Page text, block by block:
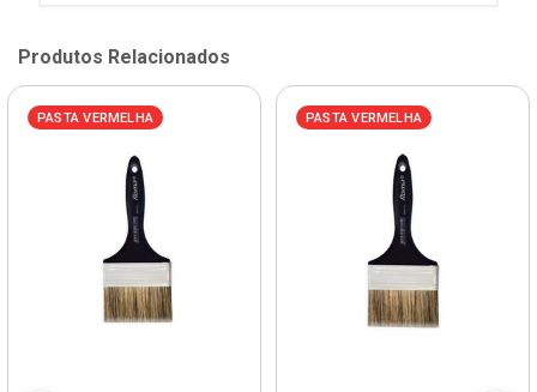
Produtos Relacionados
PASTA VERMELHA PASTA VERMELHA